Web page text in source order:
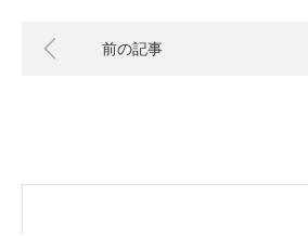
前の記事